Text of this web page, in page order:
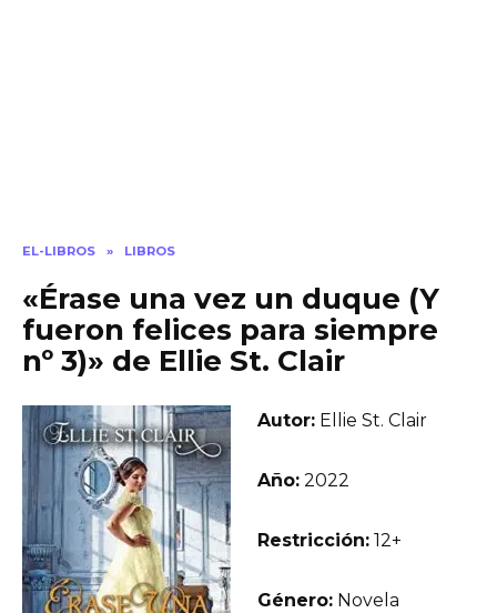
EL-LIBROS » LIBROS
«Érase una vez un duque (Y
fueron felices para siempre
nº 3)» de Ellie St. Clair
Autor: Ellie St. Clair
Año: 2022
Restricción: 12+
Género: Novela